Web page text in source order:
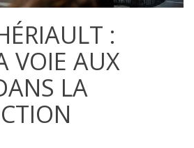
:
VOIE AUX
LA